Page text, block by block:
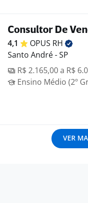
Consultor De
4,1 OPUS RH
Santo André - SP
R$ 2.165,00 a R$
Ensino Médio (2º
VER